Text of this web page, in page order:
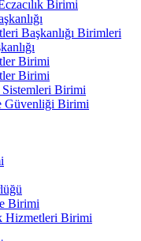
Birimi
Başkanlığı Birimleri
Birimi
Birimi
Birimi
Güvenliği Birimi
Birimi
Hizmetleri Birimi